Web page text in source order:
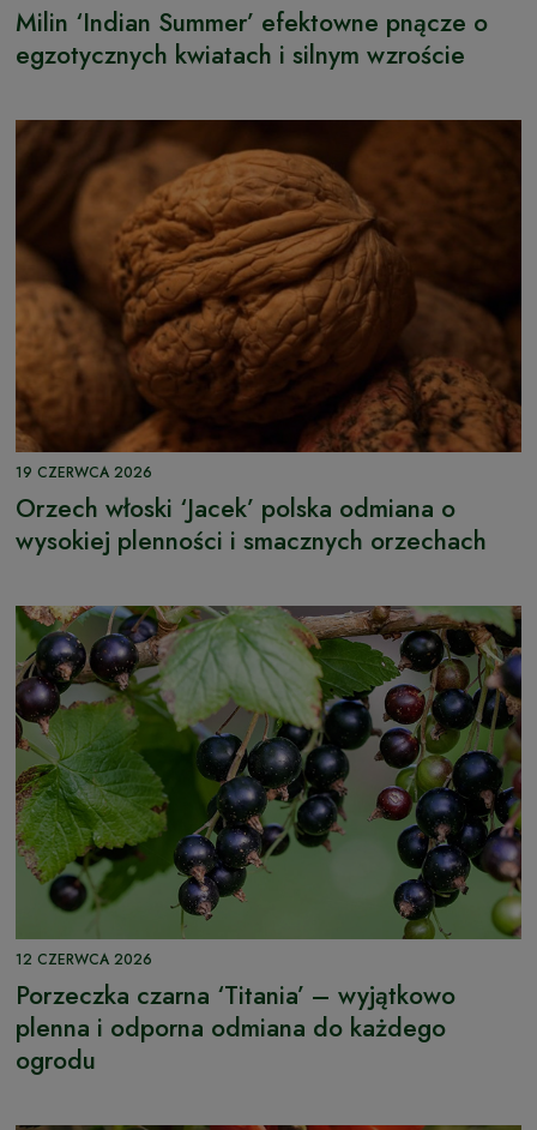
Milin ‘Indian Summer’ efektowne pnącze o
egzotycznych kwiatach i silnym wzroście
19 CZERWCA 2026
Orzech włoski ‘Jacek’ polska odmiana o
wysokiej plenności i smacznych orzechach
12 CZERWCA 2026
Porzeczka czarna ‘Titania’ – wyjątkowo
plenna i odporna odmiana do każdego
ogrodu